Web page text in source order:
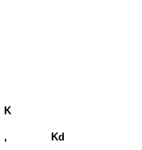
K
, Kd